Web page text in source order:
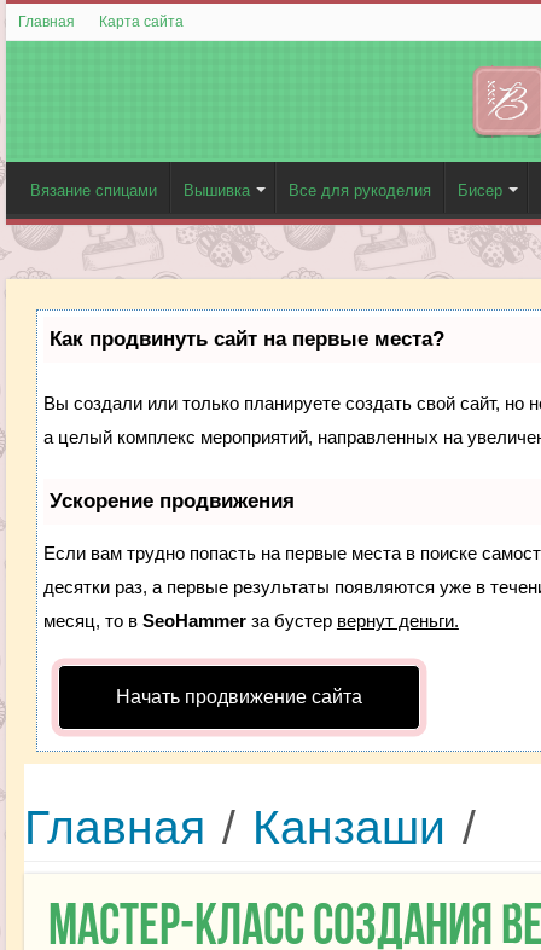
Главная Карта сайта
Вязание спицами Вышивка Все для рукоделия Бисер
Как продвинуть сайт на первые места?
Вы создали или только планируете создать свой сайт, но
а целый комплекс мероприятий, направленных на
Ускорение продвижения
Если вам трудно попасть на первые места в поиске
десятки раз, а первые результаты появляются уже в
месяц, то в SeoHammerза бустер вернут деньги.
Начать продвижение сайта
Главная / Канзаши /
Мастер-класс создания